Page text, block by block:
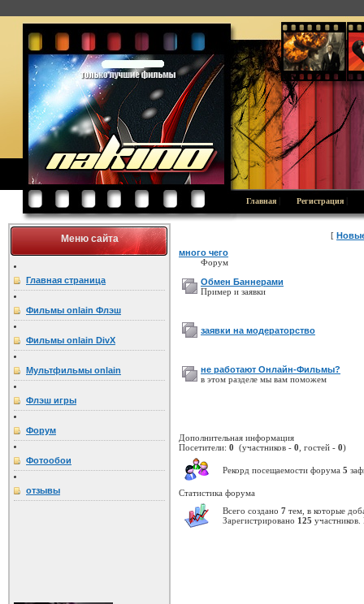
Главная Регистрация
Меню сайта
Главная страница
Фильмы onlain Флэш
Фильмы onlain DivX
Мультфильмы onlain
Флэш игры
Форум
Фотообои
отзывы
[
много чего
Форум
Обмен Баннерами
Пример и заявки
заявки на модераторство
не работают Онлайн-Фильмы?
в этом разделе мы вам поможем
Дополнительная информация
Посетители: 0 (участников - 0 , гостей - 0)
Рекорд посещаемости форума 5
Статистика форума
Всего создано 7 тем, в которые
Зарегистрировано 125